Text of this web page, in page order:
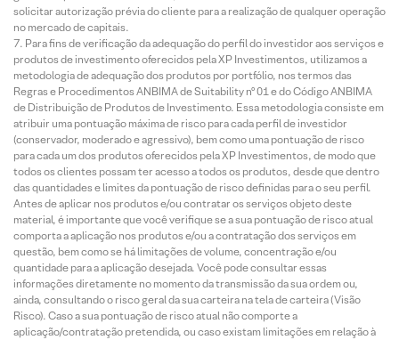
solicitar autorização prévia do cliente para a realização de qualquer operação
no mercado de capitais.
Para fins de verificação da adequação do perfil do investidor aos serviços e
produtos de investimento oferecidos pela XP Investimentos, utilizamos a
metodologia de adequação dos produtos por portfólio, nos termos das
Regras e Procedimentos ANBIMA de Suitability nº 01 e do Código ANBIMA
de Distribuição de Produtos de Investimento. Essa metodologia consiste em
atribuir uma pontuação máxima de risco para cada perfil de investidor
(conservador, moderado e agressivo), bem como uma pontuação de risco
para cada um dos produtos oferecidos pela XP Investimentos, de modo que
todos os clientes possam ter acesso a todos os produtos, desde que dentro
das quantidades e limites da pontuação de risco definidas para o seu perfil.
Antes de aplicar nos produtos e/ou contratar os serviços objeto deste
material, é importante que você verifique se a sua pontuação de risco atual
comporta a aplicação nos produtos e/ou a contratação dos serviços em
questão, bem como se há limitações de volume, concentração e/ou
quantidade para a aplicação desejada. Você pode consultar essas
informações diretamente no momento da transmissão da sua ordem ou,
ainda, consultando o risco geral da sua carteira na tela de carteira (Visão
Risco). Caso a sua pontuação de risco atual não comporte a
aplicação/contratação pretendida, ou caso existam limitações em relação à